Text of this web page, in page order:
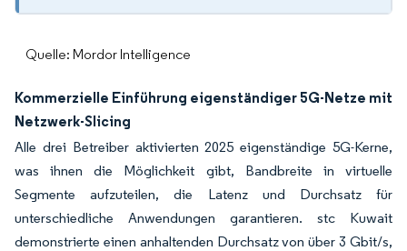
Quelle: Mordor Intelligence
Kommerzielle Einführung eigenständiger 5G-Netze mit
Netzwerk-Slicing
Alle drei Betreiber aktivierten 2025 eigenständige 5G-Kerne,
was ihnen die Möglichkeit gibt, Bandbreite in virtuelle
Segmente aufzuteilen, die Latenz und Durchsatz für
unterschiedliche Anwendungen garantieren. stc Kuwait
demonstrierte einen anhaltenden Durchsatz von über 3 Gbit/s,